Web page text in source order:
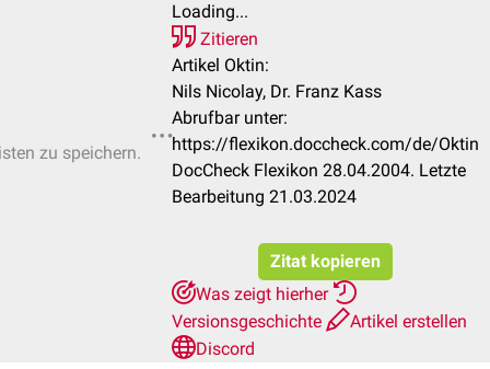
zu speichern.
Loading...
Zitieren
Artikel Oktin:
Nils Nicolay, Dr. Franz Kass
Abrufbar unter:
https://flexikon.doccheck.com/de/Oktin
DocCheck Flexikon 28.04.2004. Letzte
Bearbeitung 21.03.2024
Zitat kopieren
Was zeigt hierher
Versionsgeschichte
Artikel erstellen
Discord